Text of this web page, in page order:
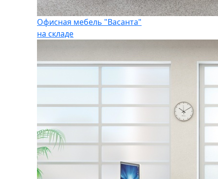
Офисная мебель "Васанта"
на складе